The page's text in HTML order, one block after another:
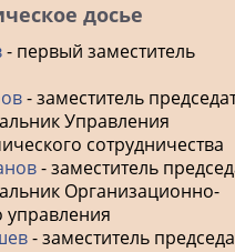
досье
- первый заместитель
- заместитель
Управления
сотрудничества
- заместитель
Организационно-
управления
- заместитель